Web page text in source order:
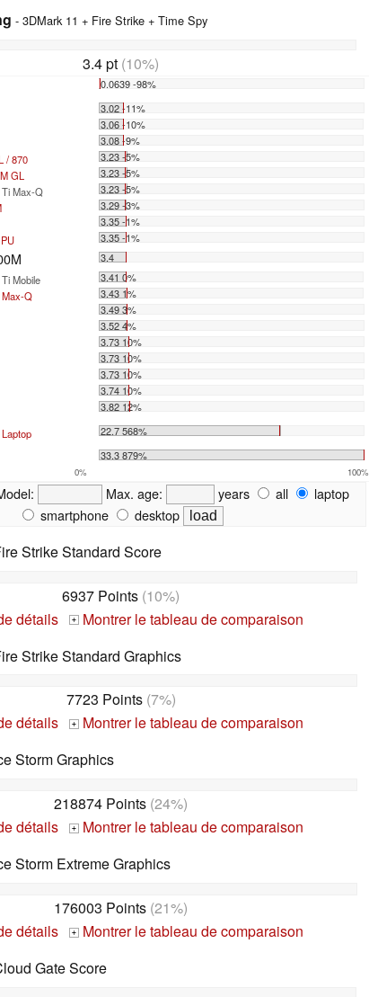
- 3DMark 11 + Fire Strike + Time Spy
3.4 pt (10%)
0.0639 -98%
3.02 -11%
3.06 -10%
3.08 -9%
/ 870
3.23 -5%
GL
3.23 -5%
Max-Q
3.23 -5%
3.29 -3%
3.35 -1%
3.35 -1%
3.4
Mobile
3.41 0%
Q
3.43 1%
3.49 3%
3.52 4%
3.73 10%
3.73 10%
3.73 10%
3.74 10%
3.82 12%
22.7 568%
33.3 879%
0% 100%
Max. age: years all
laptop
smartphone
desktop
Strike Standard Score
6937 Points (10%)
détails +
Montrer le tableau de comparaison
Strike Standard Graphics
7723 Points(7%)
détails +
Montrer le tableau de comparaison
Storm Graphics
218874 Points (24%)
détails +
Montrer le tableau de comparaison
Storm Extreme Graphics
176003 Points (21%)
détails +
Montrer le tableau de comparaison
Gate Score